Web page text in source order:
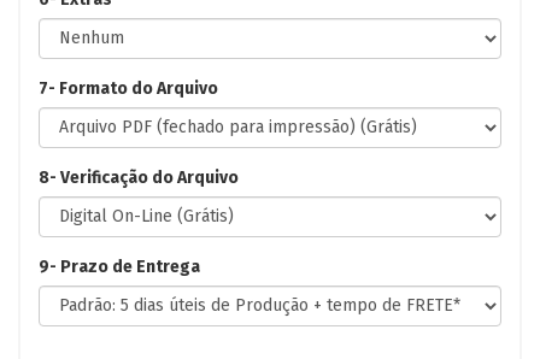
7- Formato do Arquivo
8- Verificação do Arquivo
9- Prazo de Entrega